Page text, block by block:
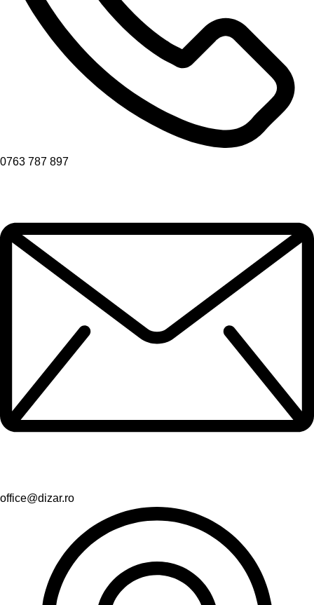
0763 787 897
office@dizar.ro